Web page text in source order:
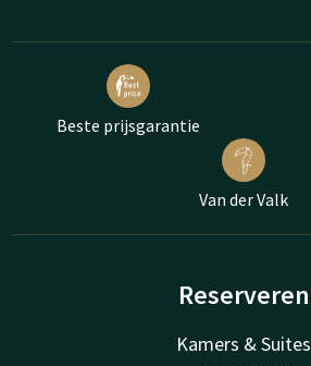
Beste prijsgarantie
Van der Valk
Reserveren
Kamers & Suites